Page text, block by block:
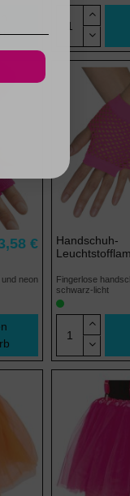
€
neon
Handschuh-
Fingerlose
schwarz-licht